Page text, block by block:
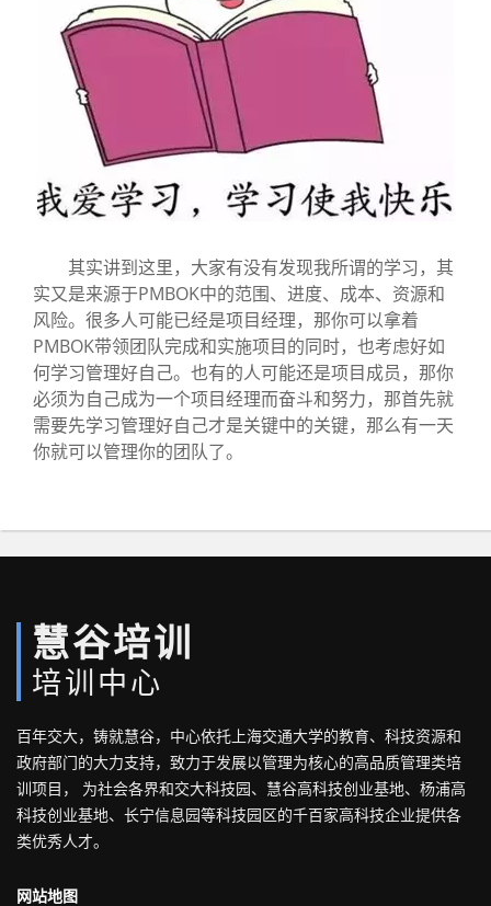
其实讲到这里，大家有没有发现我所谓的学习，其
实又是来源于PMBOK中的范围、进度、成本、资源和
风险。很多人可能已经是项目经理，那你可以拿着
PMBOK带领团队完成和实施项目的同时，也考虑好如
何学习管理好自己。也有的人可能还是项目成员，那你
必须为自己成为一个项目经理而奋斗和努力，那首先就
需要先学习管理好自己才是关键中的关键，那么有一天
你就可以管理你的团队了。
慧谷培训
培训中心
百年交大，铸就慧谷，中心依托上海交通大学的教育、科技资源和
政府部门的大力支持，致力于发展以管理为核心的高品质管理类培
训项目， 为社会各界和交大科技园、慧谷高科技创业基地、杨浦高
科技创业基地、长宁信息园等科技园区的千百家高科技企业提供各
类优秀人才。
网站地图